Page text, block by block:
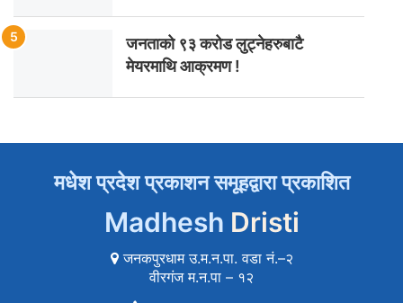
जनताको ९३ करोड लुट्नेहरुबाटै
मेयरमाथि आक्रमण !
मधेश प्रदेश प्रकाशन समूहद्वारा प्रकाशित
Madhesh Dristi
जनकपुरधाम उ.म.न.पा. वडा नं.–२
वीरगंज म.न.पा – १२